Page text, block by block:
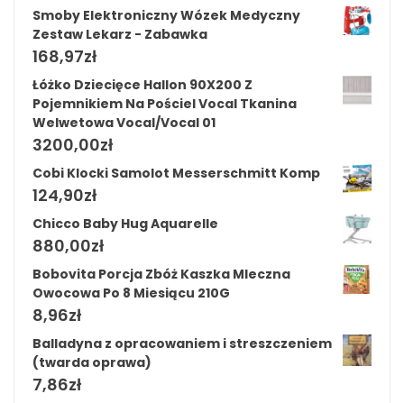
Smoby Elektroniczny Wózek Medyczny
Zestaw Lekarz - Zabawka
168,97zł
Łóżko Dziecięce Hallon 90X200 Z
Pojemnikiem Na Pościel Vocal Tkanina
Welwetowa Vocal/Vocal 01
3200,00zł
Cobi Klocki Samolot Messerschmitt Komp
124,90zł
Chicco Baby Hug Aquarelle
880,00zł
Bobovita Porcja Zbóż Kaszka Mleczna
Owocowa Po 8 Miesiącu 210G
8,96zł
Balladyna z opracowaniem i streszczeniem
(twarda oprawa)
7,86zł